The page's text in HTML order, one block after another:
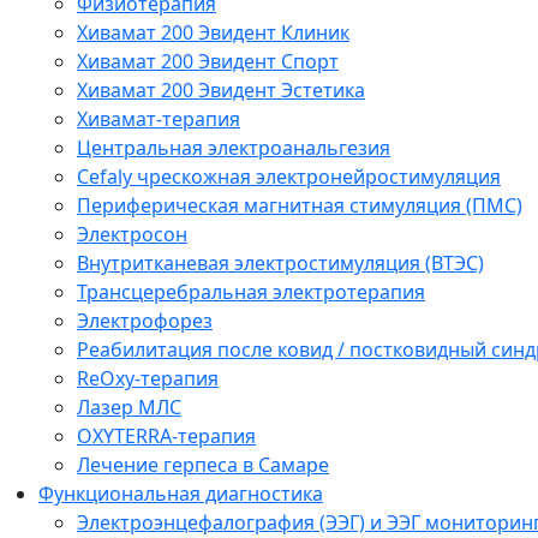
Хивамат 200 Эвидент Клиник
Хивамат 200 Эвидент Спорт
Хивамат 200 Эвидент Эстетика
Хивамат-терапия
Центральная электроанальгезия
Cefaly чреcкожная электронейростимуляция
Периферическая магнитная стимуляция (ПМС)
Электросон
Внутритканевая электростимуляция (ВТЭС)
Трансцеребральная электротерапия
Электрофорез
Реабилитация после ковид / постковидный
ReOxy-терапия
Лазер МЛС
OXYTERRA-терапия
Лечение герпеса в Самаре
Функциональная диагностика
Электроэнцефалография (ЭЭГ) и ЭЭГ